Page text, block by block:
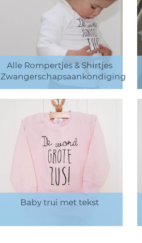
Alle Rompertjes & Shirtjes
Zwangerschapsaankondiging
Baby trui met tekst